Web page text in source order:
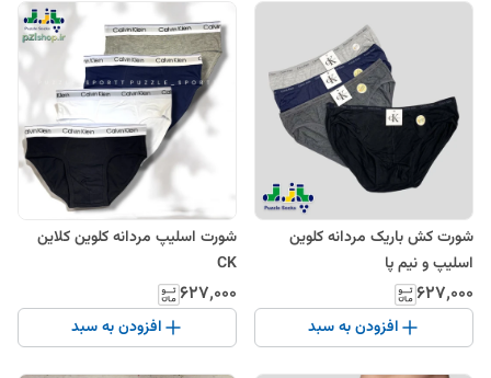
شورت کش باریک مردانه کلوین
اسلیپ و نیم پا
۶۲۷٬۰۰۰
افزودن به سبد
شورت اسلیپ مردانه کلوین کلاین
CK
۶۲۷٬۰۰۰
افزودن به سبد